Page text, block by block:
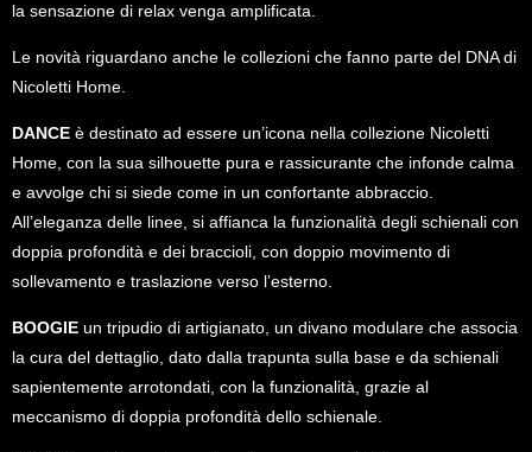
la sensazione di relax venga amplificata.
Le novità riguardano anche le collezioni che fanno parte del DNA di
Nicoletti Home.
DANCE è destinato ad essere un’icona nella collezione Nicoletti
Home, con la sua silhouette pura e rassicurante che infonde calma
e avvolge chi si siede come in un confortante abbraccio.
All’eleganza delle linee, si affianca la funzionalità degli schienali con
doppia profondità e dei braccioli, con doppio movimento di
sollevamento e traslazione verso l’esterno.
BOOGIE un tripudio di artigianato, un divano modulare che associa
la cura del dettaglio, dato dalla trapunta sulla base e da schienali
sapientemente arrotondati, con la funzionalità, grazie al
meccanismo di doppia profondità dello schienale.